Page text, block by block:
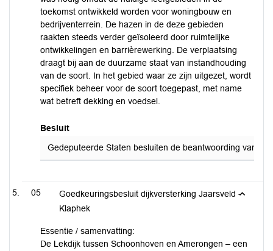
toekomst ontwikkeld worden voor woningbouw en
bedrijventerrein. De hazen in de deze gebieden
raakten steeds verder geïsoleerd door ruimtelijke
ontwikkelingen en barrièrewerking. De verplaatsing
draagt bij aan de duurzame staat van instandhouding
van de soort. In het gebied waar ze zijn uitgezet, wordt
specifiek beheer voor de soort toegepast, met name
wat betreft dekking en voedsel.
Besluit
Gedeputeerde Staten besluiten de beantwoording van
05
Goedkeuringsbesluit dijkversterking Jaarsveld -
Klaphek
Essentie / samenvatting:
De Lekdijk tussen Schoonhoven en Amerongen – een